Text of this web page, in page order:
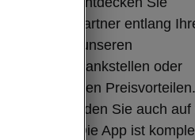
unserer Partner entlang
Sie bei unseren
Partnertankstellen oder
besonderen Preisvorteilen.
Angebote finden Sie auch auf
App. Die App ist